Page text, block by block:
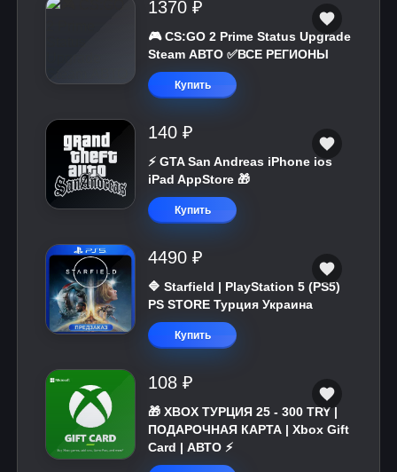
1370 ₽
🎮 CS:GO 2 Prime Status Upgrade
Steam АВТО ✅ВСЕ РЕГИОНЫ
Купить
140 ₽
⚡️ GTA San Andreas iPhone ios
iPad AppStore 🎁
Купить
4490 ₽
🔷 Starfield | PlayStation 5 (PS5)
PS STORE Турция Украина
Купить
108 ₽
🎁 XBOX ТУРЦИЯ 25 - 300 TRY |
ПОДАРОЧНАЯ КАРТА | Xbox Gift
Card | АВТО ⚡